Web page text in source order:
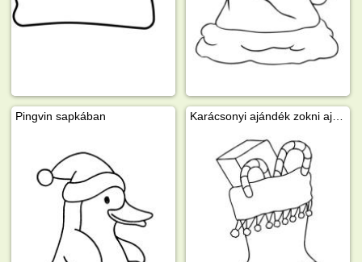
Pingvin sapkában